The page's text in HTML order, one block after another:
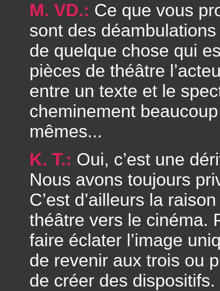
M. VD.: Ce que vous
sont des
de quelque chose qui
pièces de théâtre
entre un texte et le
cheminement
mêmes...
K. T.: Oui, c’est une
Nous avons toujours
C’est d’ailleurs la
théâtre vers le cinéma.
faire éclater l’image
de revenir aux trois ou
de créer des dispositifs.